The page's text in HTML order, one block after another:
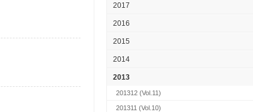
2017
2016
2015
2014
2013
201312 (Vol.11)
201311 (Vol.10)